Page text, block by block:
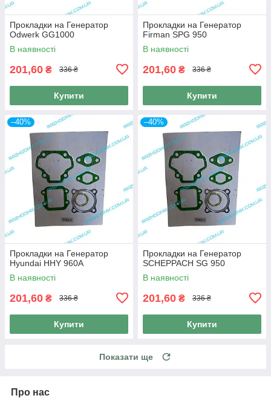
Прокладки на Генератор
Odwerk GG1000
В наявності
201,60 ₴ 336 ₴
Купити
Прокладки на Генератор
Firman SPG 950
В наявності
201,60 ₴ 336 ₴
Купити
–40%
Прокладки на Генератор
Hyundai HHY 960A
В наявності
201,60 ₴ 336 ₴
Купити
–40%
Прокладки на Генератор
SCHEPPACH SG 950
В наявності
201,60 ₴ 336 ₴
Купити
Показати ще
Про нас